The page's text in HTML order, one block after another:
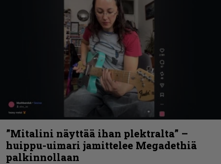
”Mitalini näyttää ihan plektralta” –
huippu-uimari jamittelee Megadethiä
palkinnollaan